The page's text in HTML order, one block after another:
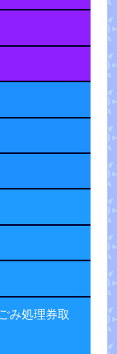
み処理券取